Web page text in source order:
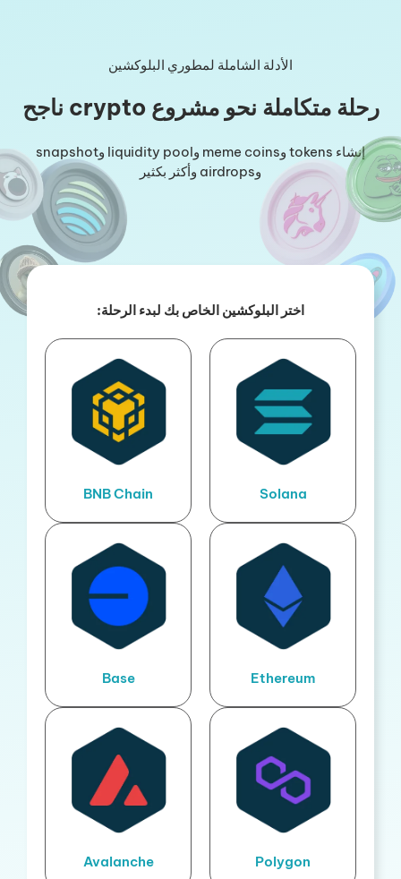
الأدلة الشاملة لمطوري البلوكشين
رحلة متكاملة نحو مشروع crypto ناجح
إنشاء tokens وmeme coins وliquidity pool وsnapshot
وairdrops وأكثر بكثير
اختر البلوكشين الخاص بك لبدء الرحلة:
Solana
BNB Chain
Ethereum
Base
Polygon
Avalanche